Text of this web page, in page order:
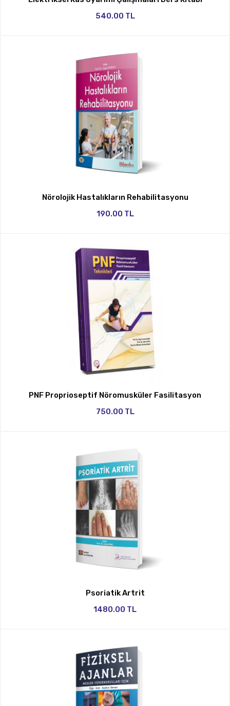
540.00 TL
Nörolojik Hastalıkların Rehabilitasyonu
190.00 TL
PNF Proprioseptif Nöromusküler Fasilitasyon
750.00 TL
Psoriatik Artrit
1480.00 TL